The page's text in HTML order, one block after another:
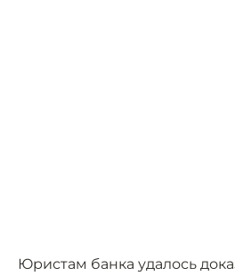
Юристам банка удалось